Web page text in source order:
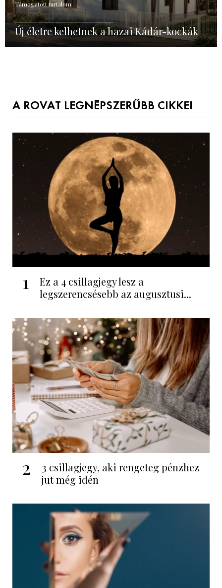
Támogatott tartalom
Új életre kelhetnek a hazai Kádár-kockák
A ROVAT LEGNÉPSZERŰBB CIKKEI
1
Ez a 4 csillagjegy lesz a
legszerencsésebb az augusztusi...
2
3 csillagjegy, aki rengeteg pénzhez
jut még idén